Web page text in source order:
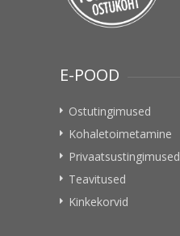
E-POOD
Ostutingimused
Kohaletoimetamine
Privaatsustingimused
Teavitused
Kinkekorvid